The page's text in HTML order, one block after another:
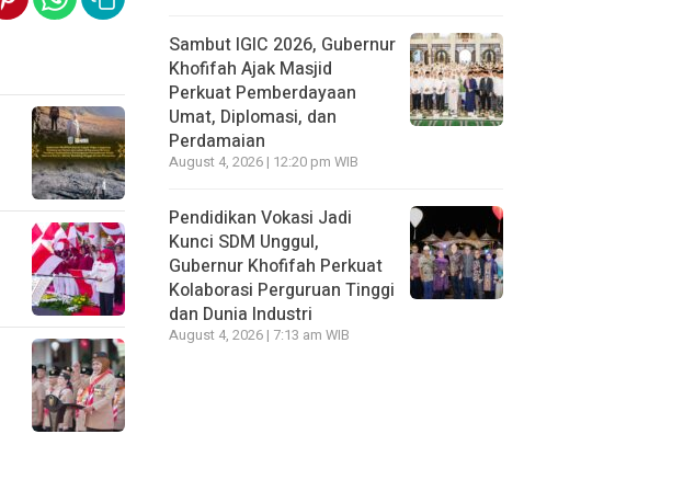
Sambut IGIC 2026, Gubernur
Khofifah Ajak Masjid
Perkuat Pemberdayaan
Umat, Diplomasi, dan
Perdamaian
August 4, 2026 | 12:20 pm WIB
Pendidikan Vokasi Jadi
Kunci SDM Unggul,
Gubernur Khofifah Perkuat
Kolaborasi Perguruan Tinggi
dan Dunia Industri
August 4, 2026 | 7:13 am WIB